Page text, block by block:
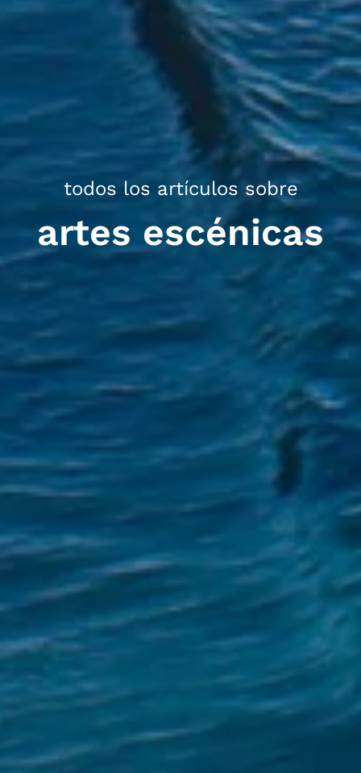
todos los artículos sobre
artes escénicas